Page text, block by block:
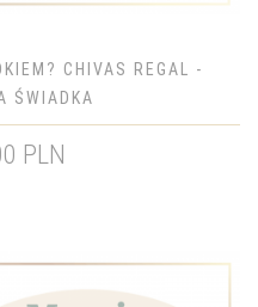
CHIVAS REGAL -
ŚWIADKA
PLN